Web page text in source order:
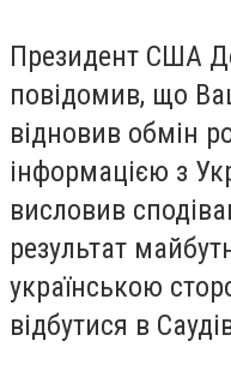
Президент США
повідомив, що
відновив обмін
інформацією з
висловив
результат
українською
відбутися в